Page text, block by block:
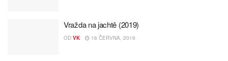
Vražda na jachtě (2019)
OD VK 16 ČERVNA, 2019